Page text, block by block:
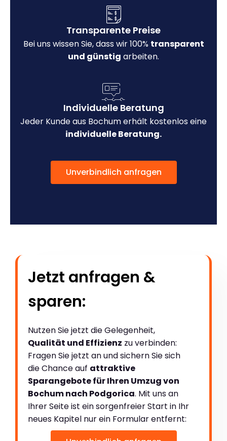
Transparente Preise
Bei uns wissen Sie, dass wir 100% transparent
und günstig arbeiten.
Individuelle Beratung
Jeder Kunde aus Bochum erhält kostenlos eine
individuelle Beratung.
Unverbindlich anfragen
Jetzt anfragen &
sparen:
Nutzen Sie jetzt die Gelegenheit,
Qualität und Effizienz zu verbinden:
Fragen Sie jetzt an und sichern Sie sich
die Chance auf attraktive
Sparangebote für Ihren Umzug von
Bochum nach Podgorica. Mit uns an
Ihrer Seite ist ein sorgenfreier Start in Ihr
neues Kapitel nur ein Formular entfernt: